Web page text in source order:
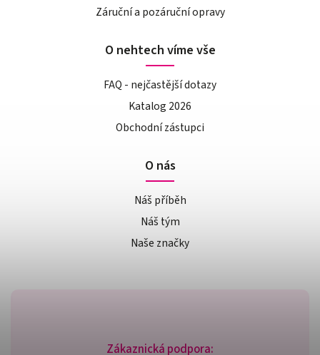
Zákaznická podpora:
Záruční a pozáruční opravy
O nehtech víme vše
FAQ - nejčastější dotazy
Katalog 2026
Obchodní zástupci
O nás
Náš příběh
Náš tým
Naše značky